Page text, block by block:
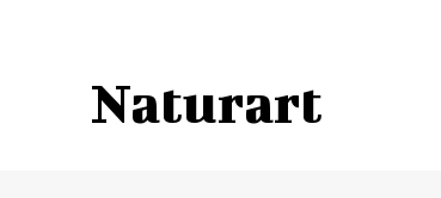
Naturart